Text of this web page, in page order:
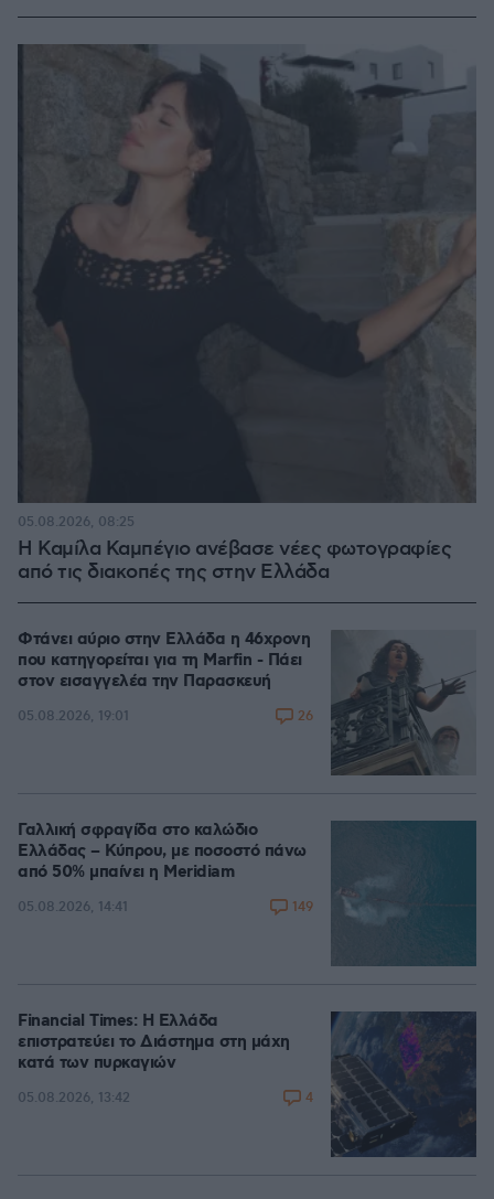
Η Καμίλα Καμπέγιο ανέβασε νέες φωτογραφίες
από τις διακοπές της στην Ελλάδα
05.08.2026, 08:25
Φτάνει αύριο στην Ελλάδα η 46χρονη
που κατηγορείται για τη Marfin - Πάει
στον εισαγγελέα την Παρασκευή
05.08.2026, 19:01 26
Γαλλική σφραγίδα στο καλώδιο
Ελλάδας – Κύπρου, με ποσοστό πάνω
από 50% μπαίνει η Meridiam
05.08.2026, 14:41 149
Financial Times: Η Ελλάδα
επιστρατεύει το Διάστημα στη μάχη
κατά των πυρκαγιών
05.08.2026, 13:42 4